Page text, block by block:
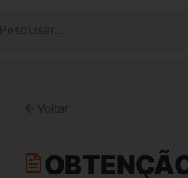
Pesquisar...
Voltar